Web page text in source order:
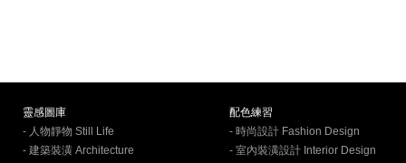
靈感圖庫
- 人物靜物 Still Life
- 建築裝潢 Architecture
配色練習
- 時尚設計 Fashion Design
- 室內裝潢設計 Interior Design